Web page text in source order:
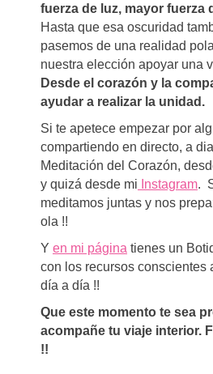
fuerza de luz, mayor fuerza
Hasta que esa oscuridad
pasemos de una realidad
nuestra elección apoyar una
Desde el corazón y la
ayudar a realizar la unidad.
Si te apetece empezar por
compartiendo en directo, a
Meditación del Corazón,
y quizá desde mi Instagram.
meditamos juntas y nos
ola !!
Y en mi página tienes un
con los recursos conscientes
día a día !!
Que este momento te sea
acompañe tu viaje interior.
!!